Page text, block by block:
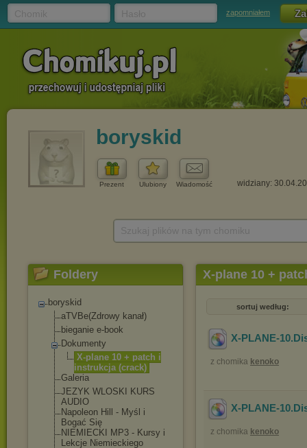
zapomniałem
boryskid
Prezent Ulubiony Wiadomość widziany:
Foldery
boryskid
aTVBe(Zdrowy kanał)
bieganie e-book
Dokumenty
X-plane 10 + patch i
instrukcja (crack)
Galeria
JEZYK WLOSKI KURS
AUDIO
Napoleon Hill - Myśl i
Bogać Się
NIEMIECKI MP3 - Kursy i
Lekcje Niemieckiego
X-plane 10 +
sortuj według:
X-PLANE-
z chomika kenoko
X-PLANE-
z chomika kenoko